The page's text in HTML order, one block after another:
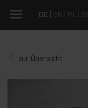
DE EN PL
zur Übersicht